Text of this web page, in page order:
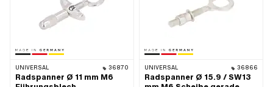
UNIVERSAL 36870
Radspanner Ø 11 mm M6
UNIVERSAL 36866
Radspanner Ø 15.9 / SW13